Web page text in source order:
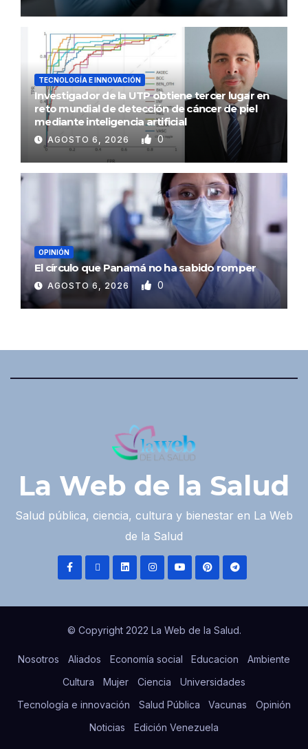
TECNOLOGÍA E INNOVACIÓN
Investigador de la UTP obtiene tercer lugar en
reto mundial de detección de cáncer de piel
mediante inteligencia artificial
AGOSTO 6, 2026 0
OPINIÓN
El círculo que Panamá no ha sabido romper
AGOSTO 6, 2026 0
La Web de la Salud
Salud pública, ciencia, cultura y bienestar en La Web
de la Salud
© Copyright 2022 La Web de la Salud.
Nosotros Aliados Economía social Educacion
Ambiente
Cultura
Mujer Ciencia
Universidades
Tecnología e innovación
Salud Pública Vacunas
Opinión
Noticias
Edición Venezuela